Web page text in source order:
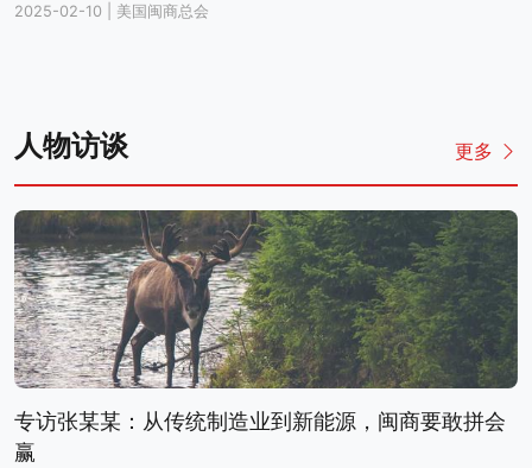
2025-02-10 美国闽商总会
人物访谈 更多
专访张某某：从传统制造业到新能源，闽商要敢拼会
赢